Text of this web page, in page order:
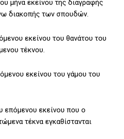
μήνα εκείνου της διαγραφής
διακοπής των σπουδών.
εκείνου του θανάτου του
τέκνου.
εκείνου του γάμου του
επόμενου εκείνου που ο
τέκνα εγκαθίστανται